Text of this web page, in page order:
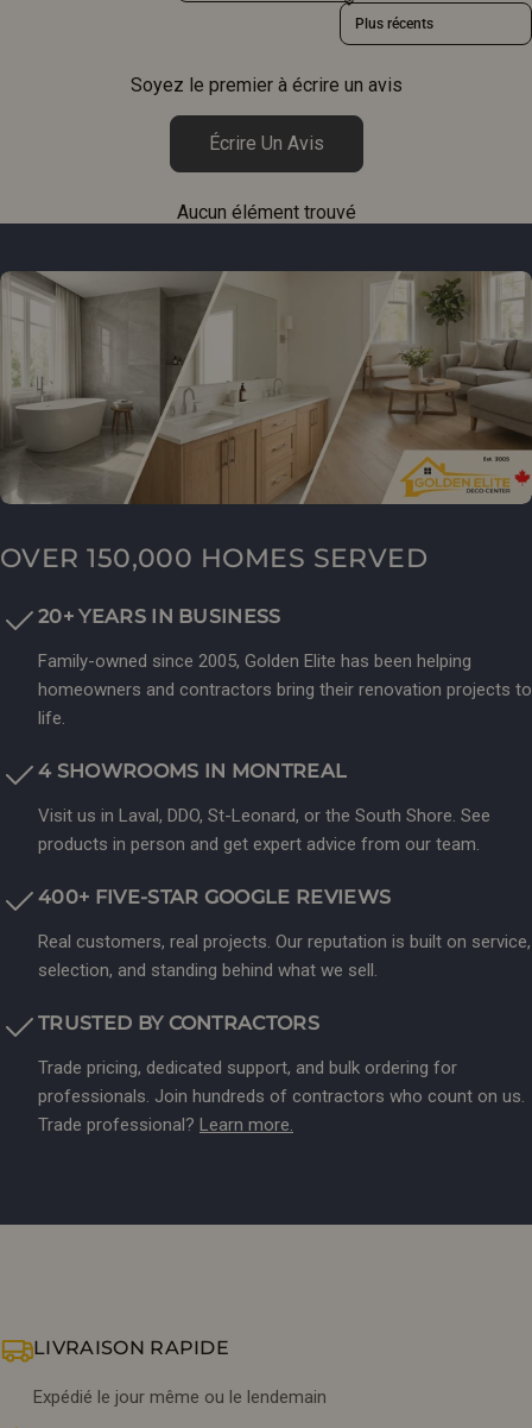
Sort reviews by
Soyez le premier à écrire un avis
Écrire Un Avis
Aucun élément trouvé
OVER 150,000 HOMES SERVED
20+ YEARS IN BUSINESS
Family-owned since 2005, Golden Elite has been helping
homeowners and contractors bring their renovation projects to
life.
4 SHOWROOMS IN MONTREAL
Visit us in Laval, DDO, St-Leonard, or the South Shore. See
products in person and get expert advice from our team.
400+ FIVE-STAR GOOGLE REVIEWS
Real customers, real projects. Our reputation is built on service,
selection, and standing behind what we sell.
TRUSTED BY CONTRACTORS
Trade pricing, dedicated support, and bulk ordering for
professionals. Join hundreds of contractors who count on us.
Trade professional? Learn more.
LIVRAISON RAPIDE
Expédié le jour même ou le lendemain